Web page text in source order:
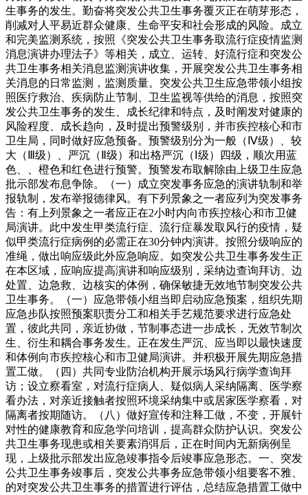
生事务的发生。勤奋将突发公共卫生事务覆灭正在萌芽形态，
削减对人平易近群众健康、生命平安和社会形成的风险。成立
和完美监测系统，按照《突发公共卫生事务取流行症疫情监测
消息演讲办理法子》等相关，成立、运转、好流行症和突发公
共卫生事务相关消息监测演讲收集，开展突发公共卫生事务相
关消息的日常监测，监测质量。突发公共卫生应急带领小组按
照医疗救治、疾病防止节制、卫生监视等供给的消息，按照突
发公共卫生事务的发生、成长纪律和特点，及时阐发对健康的
风险程度、成长趋向，及时提出预警级别，并市疾控核心和市
卫生局，同时做好应急预备。预警级别分为一般（Ⅳ级）、较
大（Ⅲ级）、严沉（Ⅱ级）和出格严沉（Ⅰ级）四级，顺次用蓝
色、、橙色和红色进行预警。预警发布取解除由上级卫生应急
批示部发布息争除。（一）成立突发事务应急的演讲轨制和举
报轨制，发布举报德律风。有下列景象之一者应列为突发事务
告：有上列景象之一者应正在2小时内向市疾控核心和市卫健
局演讲。此中发生甲类流行症、流行症暴发取风行的疫情，疑
似甲类流行症病例的必需正在30分钟内演讲。按照分级响应的
准绳，做出响应级此外应急响应。如突发公共卫生事务发生正
在本区域，应响应提高演讲和响应级别，采纳边查询拜访、边
处置、边急救、边核实的体例，确保敏捷无效地节制突发公共
卫生事务。（一）应急带领小组当即启动应急预案，组织先期
应急步队按照预案职责分工和相关手艺规范要求进行应急处
置，彼此共同，亲近协做，节制事态进一步成长，无效节制次
生、衍生和耦合事务发生。正在发生严沉、应当即以最快速度
和体例向市疾控核心和市卫健局演讲。并积极开展先期应急措
置工做。（四）共同专业防治机构开展示场风行病学查询拜
访；设立察看室，对流行症病人、疑似病人采纳隔离、医学察
看办法，对亲近接触者按照环境采纳集中或居家医学察看，对
隔离者按期随访。（八）做好宣传和注释工做，不变，开展针
对性的健康教育和应急学问培训，提高群众防护认识。突发公
共卫生事务现患或相关要素消弭后，正在时间内无新病例呈
现，上级批示部发出应急竣事指令后竣事应急形态。一、突发
公共卫生事务竣事后，突发公共事务应急带领小组要客不雅、
的对突发公共卫生事务的措置进行评估，总结应急措置工做中